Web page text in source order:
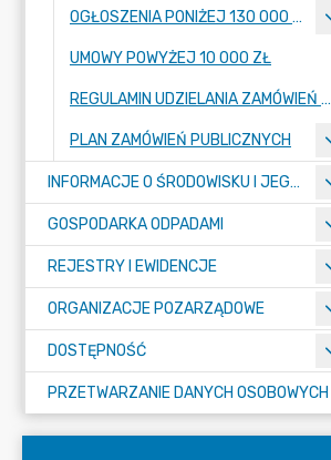
OGŁOSZENIA PONIŻEJ 130 000 ZŁ
UMOWY POWYŻEJ 10 000 ZŁ
REGULAMIN UDZIELANIA ZAMÓWIEŃ PUBLICZNYCH
PLAN ZAMÓWIEŃ PUBLICZNYCH
INFORMACJE O ŚRODOWISKU I JEGO OCHRONIE
GOSPODARKA ODPADAMI
REJESTRY I EWIDENCJE
ORGANIZACJE POZARZĄDOWE
DOSTĘPNOŚĆ
PRZETWARZANIE DANYCH OSOBOWYCH